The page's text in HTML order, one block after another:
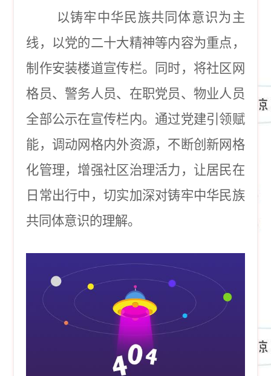
以铸牢中华民族共同体意识为主
线，以党的二十大精神等内容为重点，
制作安装楼道宣传栏。同时，将社区网
格员、警务人员、在职党员、物业人员
全部公示在宣传栏内。通过党建引领赋
能，调动网格内外资源，不断创新网格
化管理，增强社区治理活力，让居民在
日常出行中，切实加深对铸牢中华民族
共同体意识的理解。